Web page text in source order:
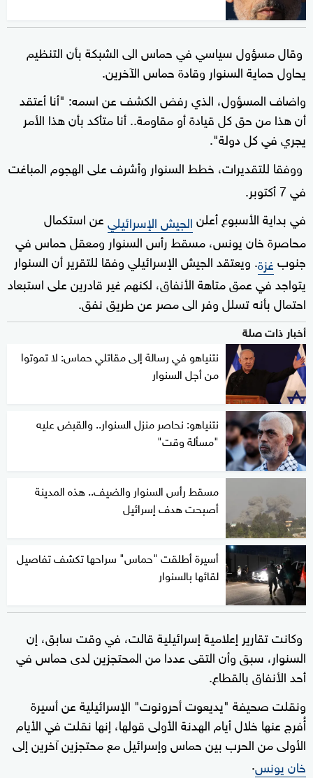
وقال مسؤول سياسي في حماس الى الشبكة بأن التنظيم
يحاول حماية السنوار وقادة حماس الآخرين.
واضاف المسؤول، الذي رفض الكشف عن اسمه: "أنا أعتقد
أن هذا من حق كل قيادة أو مقاومة.. أنا متأكد بأن هذا الأمر
يجري في كل دولة".
ووفقا للتقديرات، خطط السنوار وأشرف على الهجوم المباغت
في 7 أكتوبر.
في بداية الأسبوع أعلنالجيش الإسرائيليعن استكمال
محاصرة خان يونس، مسقط رأس السنوار ومعقل حماس في
جنوبغزة. ويعتقد الجيش الإسرائيلي وفقا للتقرير أن السنوار
يتواجد في عمق متاهة الأنفاق، لكنهم غير قادرين على استبعاد
احتمال بأنه تسلل وفر الى مصر عن طريق نفق.
أخبار ذات صلة
نتنياهو في رسالة إلى مقاتلي حماس: لا تموتوا
من أجل السنوار
نتنياهو: نحاصر منزل السنوار.. والقبض عليه
"مسألة وقت"
مسقط رأس السنوار والضيف.. هذه المدينة
أصبحت هدف إسرائيل
أسيرة أطلقت "حماس" سراحها تكشف تفاصيل
لقائها بالسنوار
وكانت تقارير إعلامية إسرائيلية قالت، في وقت سابق، إن
السنوار، سبق وأن التقى عددا من المحتجزين لدى حماس في
أحد الأنفاق بالقطاع.
ونقلت صحيفة "يديعوت أحرونوت" الإسرائيلية عن أسيرة
أُفرج عنها خلال أيام الهدنة الأولى قولها، إنها نقلت في الأيام
الأولى من الحرب بين حماس وإسرائيل مع محتجزين آخرين إلى
خان يونس.